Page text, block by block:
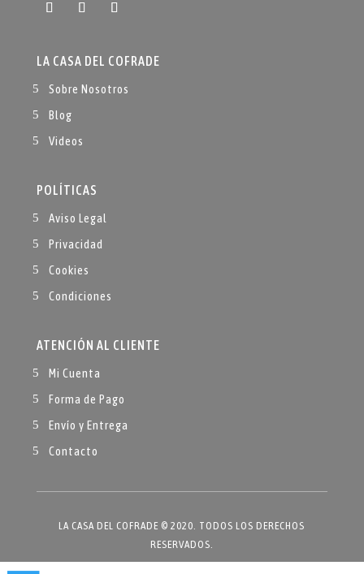
LA CASA DEL COFRADE
Sobre Nosotros
Blog
Videos
POLÍTICAS
Aviso Legal
Privacidad
Cookies
Condiciones
ATENCIÓN AL CLIENTE
Mi Cuenta
Forma de Pago
Envío y Entrega
Contacto
LA CASA DEL COFRADE © 2020. TODOS LOS DERECHOS
RESERVADOS.